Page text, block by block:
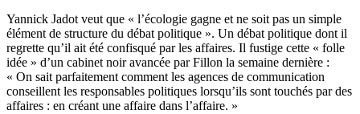
Yannick Jadot veut que « l’écologie gagne et ne soit pas un simple
élément de structure du débat politique ». Un débat politique dont il
regrette qu’il ait été confisqué par les affaires. Il fustige cette « folle
idée » d’un cabinet noir avancée par Fillon la semaine dernière :
« On sait parfaitement comment les agences de communication
conseillent les responsables politiques lorsqu’ils sont touchés par des
affaires : en créant une affaire dans l’affaire. »